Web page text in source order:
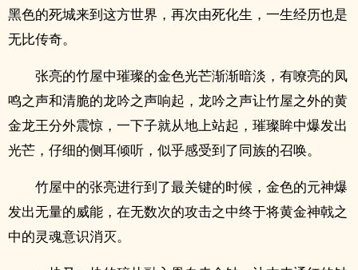
黑色的死城来到这方世界，再次由死化生，一生经历也是
无比传奇。
张亮的竹屋中璀璨的金色光芒渐渐暗淡，有嘹亮的凤
鸣之声和清脆的龙吟之声响起，龙吟之声让竹屋之外的黄
金龙王分外震惊，一下子就从地上站起，璀璨眸中爆发出
光芒，仔细的侧耳倾听，似乎感受到了同族的召唤。
竹屋中的张亮进行到了最关键的时候，金色的元神爆
发出无量的威能，在无数次的攻击之中终于将黄金神戟之
中的灵魂意识消灭。